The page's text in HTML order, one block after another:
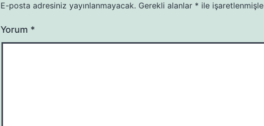
E-posta adresiniz yayınlanmayacak. Gerekli alanlar * ile
Yorum *